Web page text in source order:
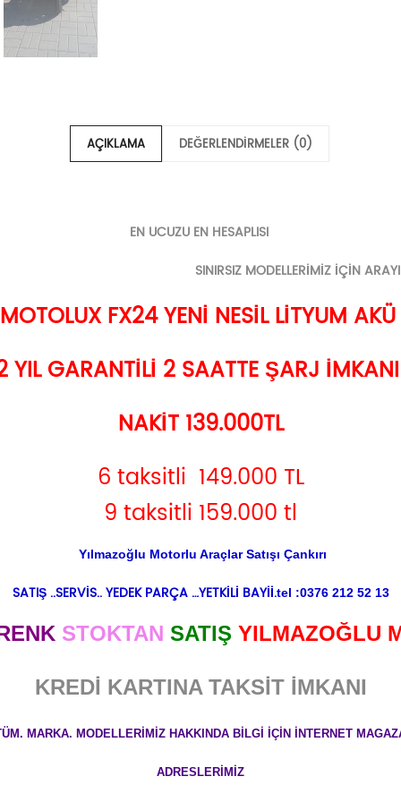
AÇIKLAMA DEĞERLENDIRMELER (0)
EN UCUZU EN HESAPLISI
MODELLERİMİZ İÇİN ARAYIN
MOTOLUX FX24 YENİ NESİL LİTYUM AKÜ
YIL GARANTİLİ 2 SAATTE ŞARJ İMKANI
NAKİT 139.000TL
6 taksitli 149.000 TL
9 taksitli 159.000 tl
Yılmazoğlu Motorlu Araçlar Satışı Çankırı
SATIŞ ..SERVİS.. YEDEK PARÇA …YETKİLİ BAYİİ.tel :0376 212 52 13
STOKTAN SATIŞ YILMAZOĞLU
KREDİ KARTINA TAKSİT İMKANI
MARKA. MODELLERİMİZ HAKKINDA BİLGİ İÇİN İNTERNET
ADRESLERİMİZ